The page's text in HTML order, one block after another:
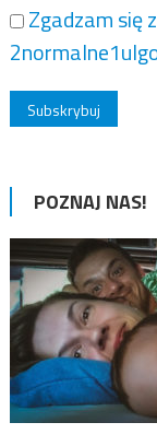
Zgadzam się
POZNAJ NAS!